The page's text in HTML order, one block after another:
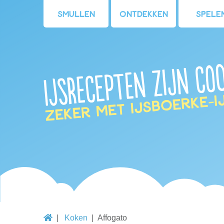
Smullen Ontdekken
IJsrecepten zijn
Zeker met
Koken Affogato